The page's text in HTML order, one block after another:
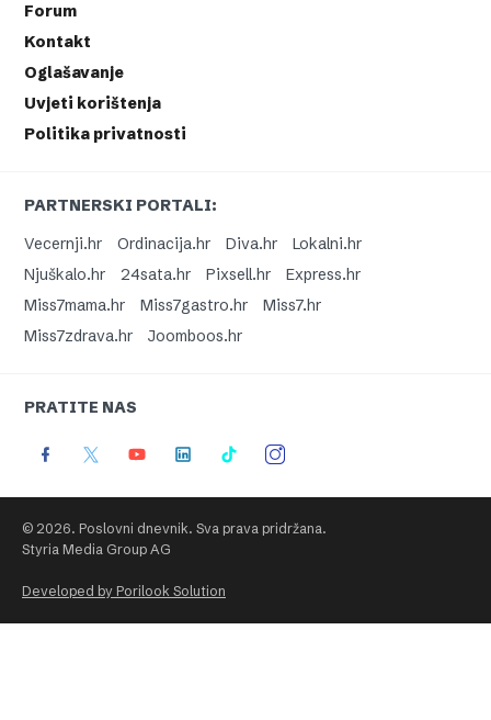
Forum
Kontakt
Oglašavanje
Uvjeti korištenja
Politika privatnosti
PARTNERSKI PORTALI:
Vecernji.hr
Ordinacija.hr Diva.hr
Lokalni.hr
Njuškalo.hr
24sata.hr Pixsell.hr
Express.hr
Miss7mama.hr
Miss7gastro.hr
Miss7.hr
Miss7zdrava.hr
Joomboos.hr
PRATITE NAS
© 2026. Poslovni dnevnik. Sva prava pridržana.
Styria Media Group AG
Developed by Porilook Solution